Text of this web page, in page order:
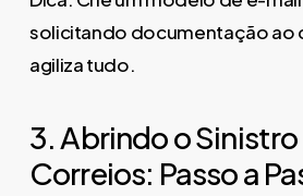
solicitando documentação ao
agiliza tudo.
3. Abrindo o
Correios: Passo a